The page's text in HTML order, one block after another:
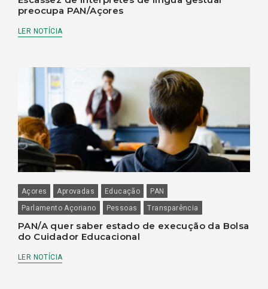
preocupa PAN/Açores
LER NOTÍCIA
Açores Aprovadas Educação
PAN
Parlamento Açoriano
Pessoas Transparência
PAN/A quer saber estado de execução da Bolsa
do Cuidador Educacional
LER NOTÍCIA